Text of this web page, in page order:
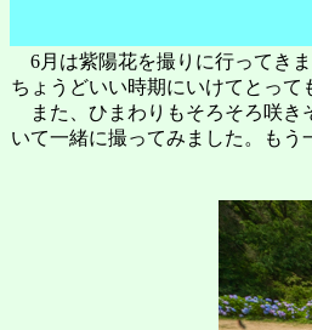
6月は紫陽花を撮りに行ってき
ちょうどいい時期にいけてとっ
また、ひまわりもそろそろ咲き
いて一緒に撮ってみました。も